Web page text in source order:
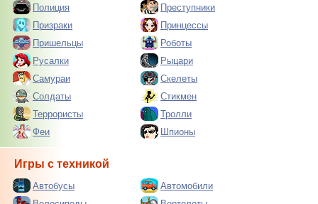
Полиция
Преступники
Призраки
Принцессы
Пришельцы
Роботы
Русалки
Рыцари
Самураи
Скелеты
Солдаты
Стикмен
Террористы
Тролли
Феи
Шпионы
Игры с техникой
Автобусы
Автомобили